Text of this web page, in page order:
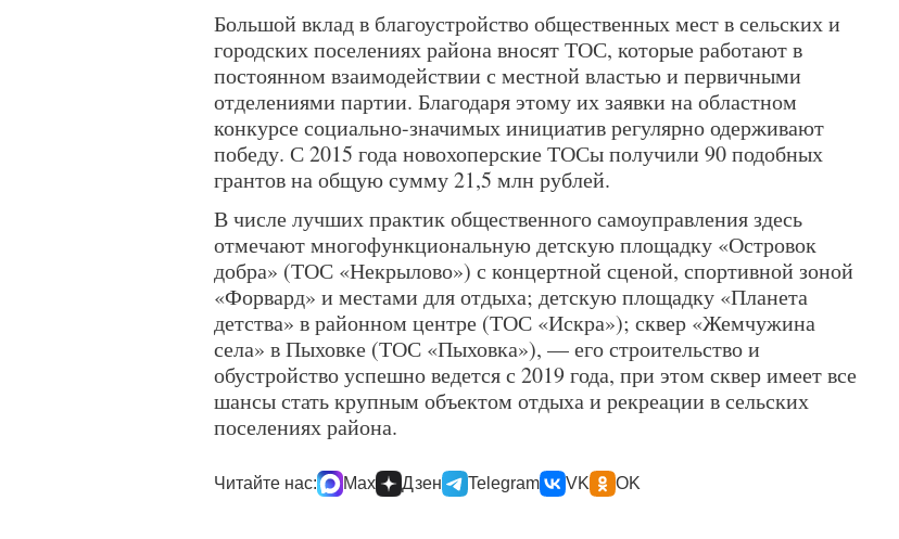
Большой вклад в благоустройство общественных мест в сельских и
городских поселениях района вносят ТОС, которые работают в
постоянном взаимодействии с местной властью и первичными
отделениями партии. Благодаря этому их заявки на областном
конкурсе социально-значимых инициатив регулярно одерживают
победу. С 2015 года новохоперские ТОСы получили 90 подобных
грантов на общую сумму 21,5 млн рублей.
В числе лучших практик общественного самоуправления здесь
отмечают многофункциональную детскую площадку «Островок
добра» (ТОС «Некрылово») с концертной сценой, спортивной зоной
«Форвард» и местами для отдыха; детскую площадку «Планета
детства» в районном центре (ТОС «Искра»); сквер «Жемчужина
села» в Пыховке (ТОС «Пыховка»), — его строительство и
обустройство успешно ведется с 2019 года, при этом сквер имеет все
шансы стать крупным объектом отдыха и рекреации в сельских
поселениях района.
Читайте нас: Max Дзен Telegram VK OK